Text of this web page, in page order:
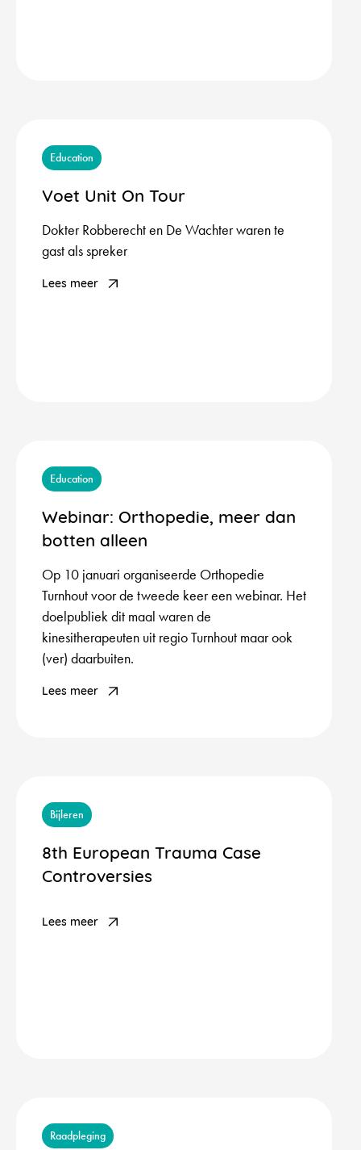
Education
Voet Unit On Tour
Dokter Robberecht en De Wachter waren te
gast als spreker
Lees meer
Education
Webinar: Orthopedie, meer dan
botten alleen
Op 10 januari organiseerde Orthopedie
Turnhout voor de tweede keer een webinar. Het
doelpubliek dit maal waren de
kinesitherapeuten uit regio Turnhout maar ook
(ver) daarbuiten.
Lees meer
Bijleren
8th European Trauma Case
Controversies
Lees meer
Raadpleging